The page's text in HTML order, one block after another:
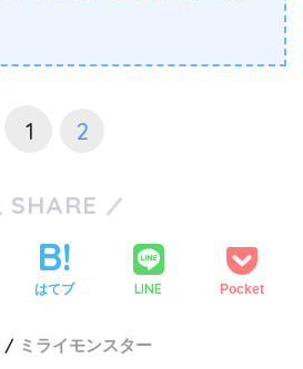
1 2
SHARE
はてブ LINE Pocket
ミライモンスター